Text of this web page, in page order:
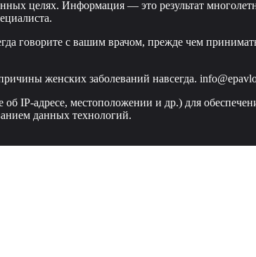
целях. Информация — это результат
говорите с вашим врачом, прежде чем
женских заболеваний навсегда.
IP-адресе, местоположении и др.) для
данных технологий.